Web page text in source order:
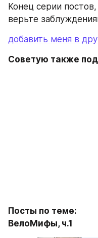
Конец серии
верьте
добавить меня в
Советую также
Посты по теме:
ВелоМифы, ч.1